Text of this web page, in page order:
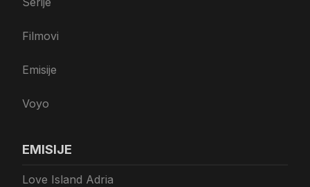
Filmovi
Emisije
Voyo
EMISIJE
Love Island Adria